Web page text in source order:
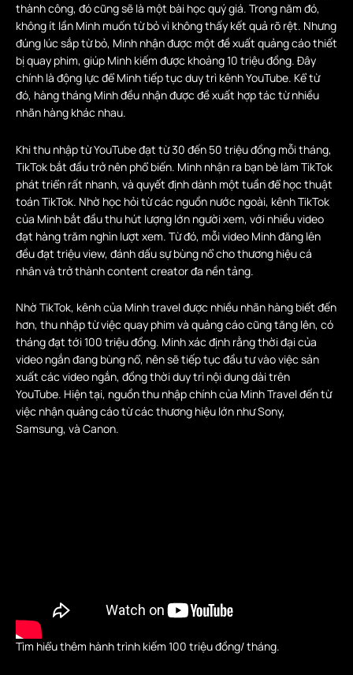
thành công, đó cũng sẽ là một bài học quý giá. Trong năm đó,
không ít lần Minh muốn từ bỏ vì không thấy kết quả rõ rệt. Nhưng
đúng lúc sắp từ bỏ, Minh nhận được một đề xuất quảng cáo thiết
bị quay phim, giúp Minh kiếm được khoảng 10 triệu đồng. Đây
chính là động lực để Minh tiếp tục duy trì kênh YouTube. Kể từ
đó, hàng tháng Minh đều nhận được đề xuất hợp tác từ nhiều
nhãn hàng khác nhau.
Khi thu nhập từ YouTube đạt từ 30 đến 50 triệu đồng mỗi tháng,
TikTok bắt đầu trở nên phổ biến. Minh nhận ra bạn bè làm TikTok
phát triển rất nhanh, và quyết định dành một tuần để học thuật
toán TikTok. Nhờ học hỏi từ các nguồn nước ngoài, kênh TikTok
của Minh bắt đầu thu hút lượng lớn người xem, với nhiều video
đạt hàng trăm nghìn lượt xem. Từ đó, mỗi video Minh đăng lên
đều đạt triệu view, đánh dấu sự bùng nổ cho thương hiệu cá
nhân và trở thành content creator đa nền tảng.
Nhờ TikTok, kênh của Minh travel được nhiều nhãn hàng biết đến
hơn, thu nhập từ việc quay phim và quảng cáo cũng tăng lên, có
tháng đạt tới 100 triệu đồng. Minh xác định rằng thời đại của
video ngắn đang bùng nổ, nên sẽ tiếp tục đầu tư vào việc sản
xuất các video ngắn, đồng thời duy trì nội dung dài trên
YouTube. Hiện tại, nguồn thu nhập chính của Minh Travel đến từ
việc nhận quảng cáo từ các thương hiệu lớn như Sony,
Samsung, và Canon.
Tìm hiểu thêm hành trình kiếm 100 triệu đồng/ tháng.